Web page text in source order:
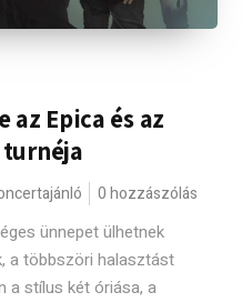
az Epica és az
0 hozzászólás
ünnepet ülhetnek
a többszöri halasztást
a stílus két óriása, a